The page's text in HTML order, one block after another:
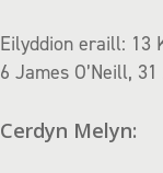
Eilyddion eraill: 13
6 James O’Neill,
Cerdyn Melyn: